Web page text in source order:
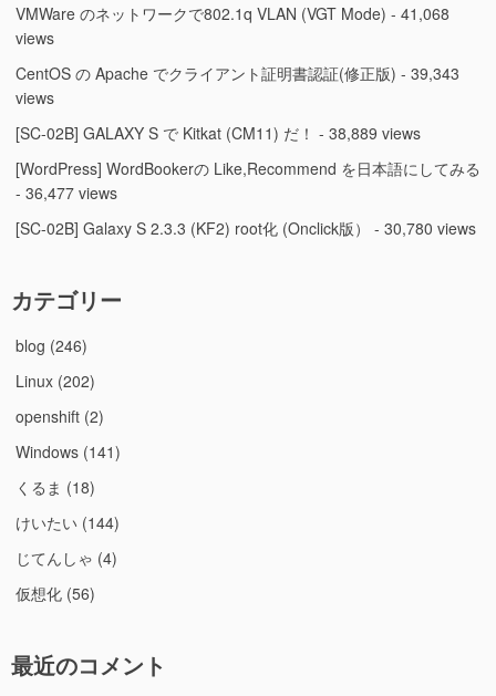
VMWare のネットワークで802.1q VLAN (VGT Mode) - 41,068
views
CentOS の Apache でクライアント証明書認証(修正版) - 39,343
views
[SC-02B] GALAXY S で Kitkat (CM11) だ！ - 38,889 views
[WordPress] WordBookerの Like,Recommend を日本語にしてみる
- 36,477 views
[SC-02B] Galaxy S 2.3.3 (KF2) root化 (Onclick版）
- 30,780 views
カテゴリー
blog (246)
Linux (202)
openshift (2)
Windows (141)
くるま (18)
けいたい (144)
じてんしゃ (4)
仮想化 (56)
最近のコメント